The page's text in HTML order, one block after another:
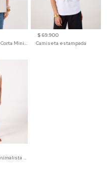
Blusa de Manga Corta Minimalista para Mujer
$ 69.900
Camiseta estampada
Vestido Midi Minimalista De Silueta Amplia